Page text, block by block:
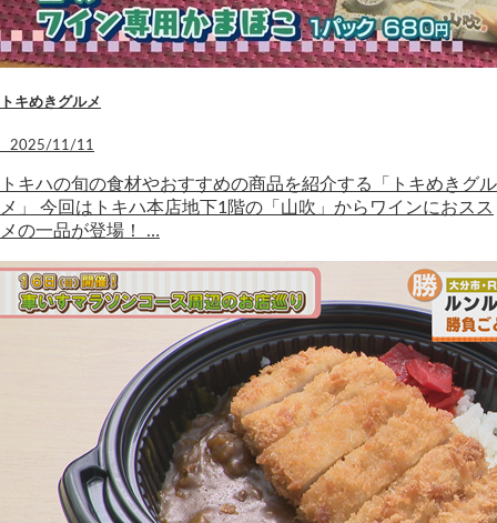
トキめきグルメ
2025/11/11
トキハの旬の食材やおすすめの商品を紹介する「トキめきグル
メ」 今回はトキハ本店地下1階の「山吹」からワインにおスス
メの一品が登場！ …